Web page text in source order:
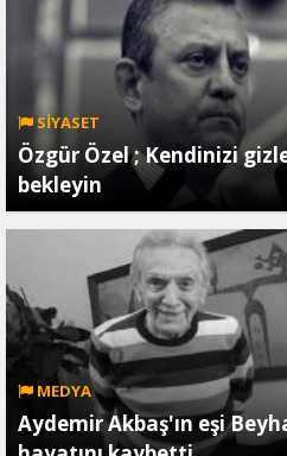
SİYASET
Özgür Özel ; Kendinizi
bekleyin
MEDYA
Aydemir Akbaş'ın eşi